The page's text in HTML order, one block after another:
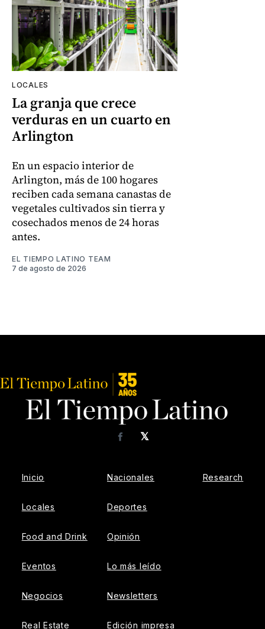
LOCALES
La granja que crece
verduras en un cuarto en
Arlington
En un espacio interior de
Arlington, más de 100 hogares
reciben cada semana canastas de
vegetales cultivados sin tierra y
cosechados menos de 24 horas
antes.
EL TIEMPO LATINO TEAM
7 de agosto de 2026
𝕏
Facebook
Inicio
Locales
Food and Drink
Eventos
Negocios
Real Estate
Nacionales
Deportes
Opinión
Lo más leído
Newsletters
Edición impresa
Research